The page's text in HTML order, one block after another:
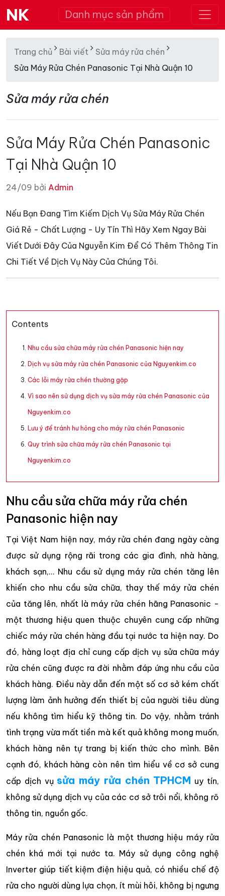
NK Danh mục sản phẩm
Trang chủ Bài viết
Sửa máy rửa chén
Sửa Máy Rửa Chén Panasonic Tại Nhà Quận 10
Sửa máy rửa chén
Sửa Máy Rửa Chén Panasonic
Tại Nhà Quận 10
24/09 bởi Admin
Nếu Bạn Đang Tìm Kiếm Dịch Vụ Sửa Máy Rửa Chén
Giá Rẻ - Chất Lượng - Uy Tín Thì Hãy Xem Ngay Bài
Viết Dưới Đây Của Nguyễn Kim Để Có Thêm Thông Tin
Chi Tiết Về Dịch Vụ Này Của Chúng Tôi.
Contents
Nhu cầu sửa chữa máy rửa chén Panasonic hiện nay
Dịch vụ sửa máy rửa chén Panasonic của Nguyenkim.co
Các lỗi máy rửa chén thường gặp
Vì sao nên sử dụng dịch vụ sửa máy rửa chén Panasonic của
Nguyenkim.co
Lưu ý để tránh hư hỏng cho máy rửa chén Panasonic
Quy trình sửa chữa máy rửa chén Panasonic tại
Nguyenkim.co
Nhu cầu sửa chữa máy rửa chén
Panasonic hiện nay
Tại Việt Nam hiện nay, máy rửa chén đang ngày càng
được sử dụng rộng rãi trong các gia đình, nhà hàng,
khách sạn,... Nhu cầu sử dụng máy rửa chén tăng lên
khiến cho nhu cầu sửa chữa, thay thế máy rửa chén
của tăng lên, nhất là máy rửa chén hãng Panasonic -
một thương hiệu quen thuộc chuyên cung cấp những
chiếc máy rửa chén hàng đầu tại nước ta hiện nay. Do
đó, hàng loạt địa chỉ cung cấp dịch vụ sửa chữa máy
rửa chén cũng được ra đời nhằm đáp ứng nhu cầu của
khách hàng. Điều này dẫn đến một số cơ sở kém chất
lượng làm ảnh hưởng đến thiết bị của người tiêu dùng
nếu không tìm hiểu kỹ thông tin. Do vậy, nhằm tránh
tình trạng vừa mất tiền mà kết quả không mong muốn,
khách hàng nên tự trang bị kiến thức cho mình. Bên
cạnh đó, khách hàng còn nên tìm hiểu về cơ sở cung
cấp dịch vụ sửa máy rửa chén TPHCM uy tín,
không sử dụng dịch vụ của các cơ sở trôi nổi, không rõ
thông tin, nguồn gốc.
Máy rửa chén Panasonic là một thương hiệu máy rửa
chén khá mới tại nước ta. Máy sử dụng công nghệ
Inverter giúp tiết kiệm điện hiệu quả, có nhiều chế độ
rửa cho người dùng lựa chọn, ít mùi hôi, không bị ngưng